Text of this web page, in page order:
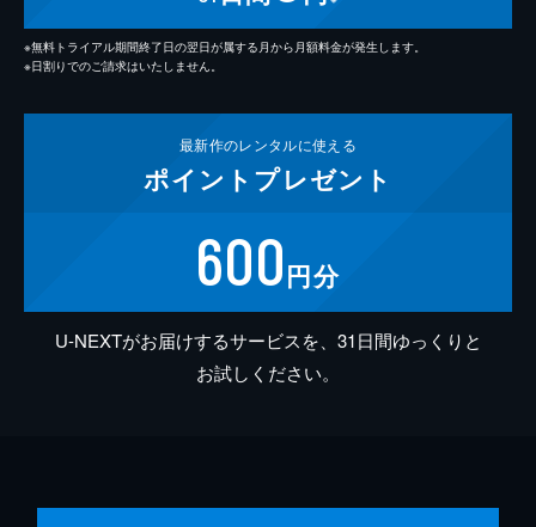
※無料トライアル期間終了日の翌日が属する月から月額料金が発生します。
※日割りでのご請求はいたしません。
最新作のレンタルに使える
ポイント プレゼント
600円分
U-NEXTがお届けするサービスを、31日間ゆっくりと
お試しください。